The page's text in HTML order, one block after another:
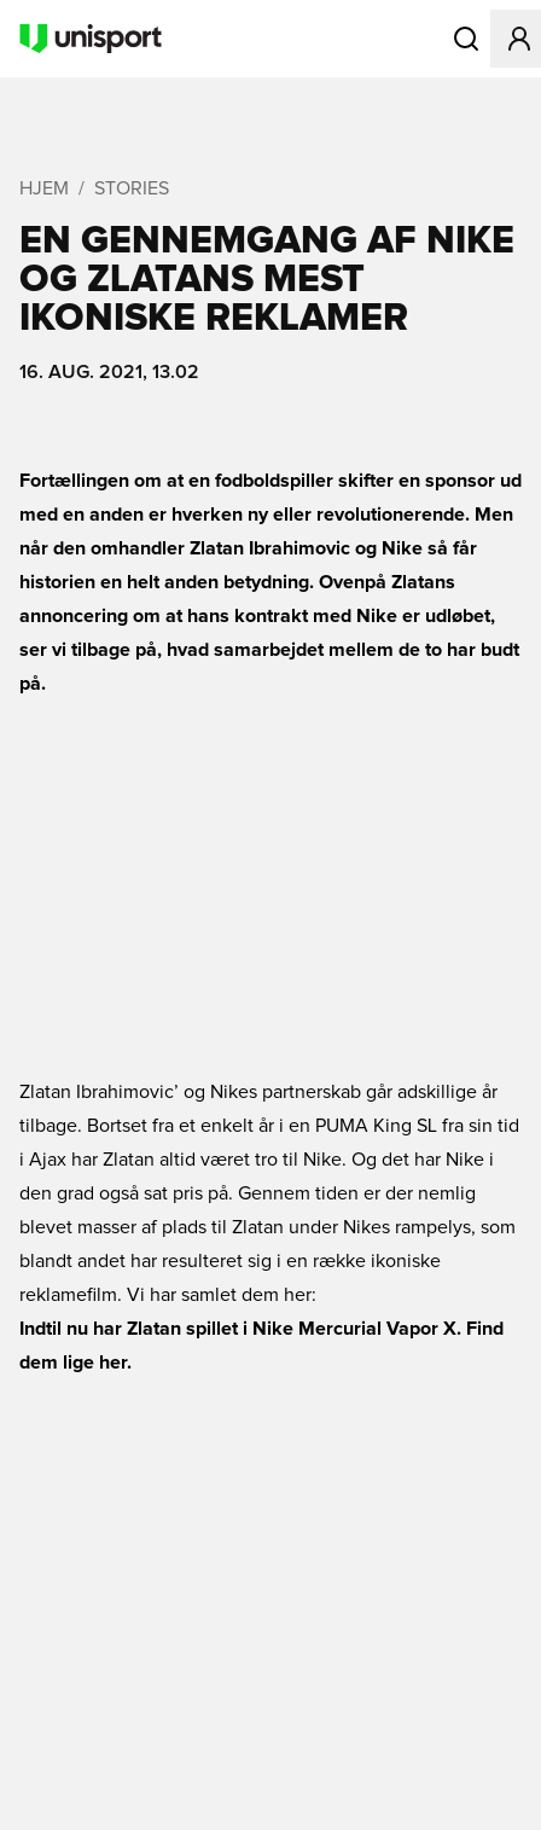
Åbner en
HJEM STORIES
EN GENNEMGANG AF NIKE
OG ZLATANS MEST
IKONISKE REKLAMER
16. AUG. 2021, 13.02
Fortællingen om at en fodboldspiller skifter en sponsor ud
med en anden er hverken ny eller revolutionerende. Men
når den omhandler Zlatan Ibrahimovic og Nike så får
historien en helt anden betydning. Ovenpå Zlatans
annoncering om at hans kontrakt med Nike er udløbet,
ser vi tilbage på, hvad samarbejdet mellem de to har budt
på.
Zlatan Ibrahimovic’ og Nikes partnerskab går adskillige år
tilbage. Bortset fra et enkelt år i en PUMA King SL fra sin tid
i Ajax har Zlatan altid været tro til Nike. Og det har Nike i
den grad også sat pris på. Gennem tiden er der nemlig
blevet masser af plads til Zlatan under Nikes rampelys, som
blandt andet har resulteret sig i en række ikoniske
reklamefilm. Vi har samlet dem her:
Indtil nu har Zlatan spillet i Nike Mercurial Vapor X. Find
dem lige her.